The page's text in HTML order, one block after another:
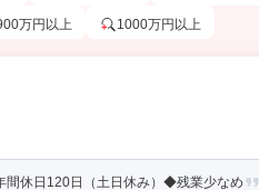
万円以上 1000万円以上
休日120日（土日休み）◆残業少なめ